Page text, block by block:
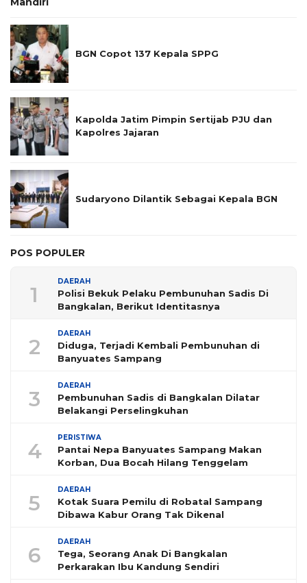
BGN Copot 137 Kepala SPPG
Kapolda Jatim Pimpin Sertijab PJU dan
Kapolres Jajaran
Sudaryono Dilantik Sebagai Kepala BGN
POS POPULER
1
DAERAH
Polisi Bekuk Pelaku Pembunuhan Sadis Di
Bangkalan, Berikut Identitasnya
2
DAERAH
Diduga, Terjadi Kembali Pembunuhan di
Banyuates Sampang
3
DAERAH
Pembunuhan Sadis di Bangkalan Dilatar
Belakangi Perselingkuhan
4
PERISTIWA
Pantai Nepa Banyuates Sampang Makan
Korban, Dua Bocah Hilang Tenggelam
5
DAERAH
Kotak Suara Pemilu di Robatal Sampang
Dibawa Kabur Orang Tak Dikenal
6
DAERAH
Tega, Seorang Anak Di Bangkalan
Perkarakan Ibu Kandung Sendiri